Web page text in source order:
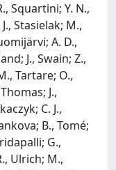
Squartini; Y. N.,
Stasielak; M.,
A. D.,
J., Swain; Z.,
Tartare; O.,
J.,
C. J.,
B., Tomé;
G.,
Ulrich; M.,